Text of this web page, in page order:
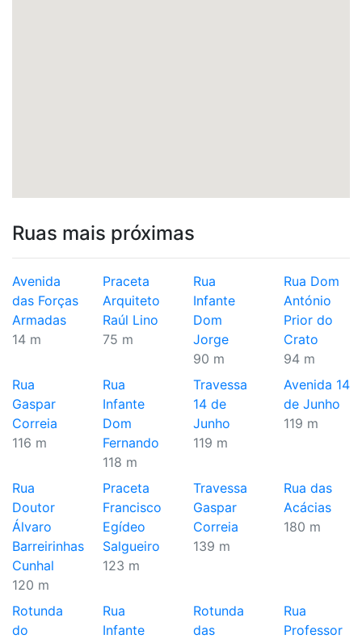
Ruas mais próximas
Avenida
das Forças
Armadas
14 m
Praceta
Arquiteto
Raúl Lino
75 m
Rua
Infante
Dom
Jorge
90 m
Rua Dom
António
Prior do
Crato
94 m
Rua
Gaspar
Correia
116 m
Rua
Infante
Dom
Fernando
118 m
Travessa
14 de
Junho
119 m
Avenida 14
de Junho
119 m
Rua
Doutor
Álvaro
Barreirinhas
Cunhal
120 m
Praceta
Francisco
Egídeo
Salgueiro
123 m
Travessa
Gaspar
Correia
139 m
Rua das
Acácias
180 m
Rotunda
do
Rua
Infante
Rotunda
das
Rua
Professor